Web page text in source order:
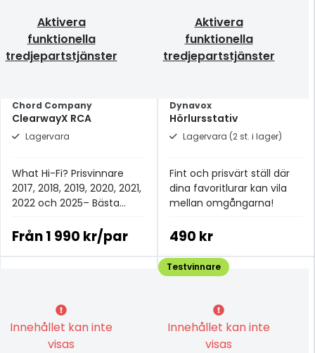
Aktivera
funktionella
tredjepartstjänster
Chord Company
ClearwayX RCA
Lagervara
What Hi-Fi? Prisvinnare
2017, 2018, 2019, 2020, 2021,
2022 och 2025– Bästa
£100+.
Från1 990 kr/par
Aktivera
funktionella
tredjepartstjänster
Dynavox
Hörlursstativ
Lagervara (2 st. i lager)
Fint och prisvärt ställ där
dina favoritlurar kan vila
mellan omgångarna!
490 kr
Innehållet kan inte
visas
Innehållet kan inte
visas
Testvinnare